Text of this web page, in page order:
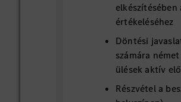
értékeléséhez
Döntési
számára
ülések aktív
Részvétel a